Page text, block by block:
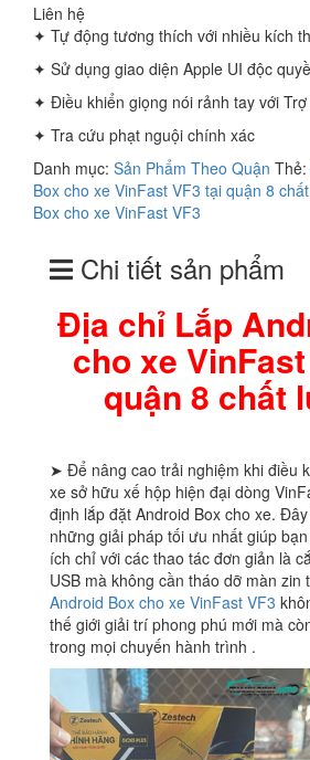
Liên hệ
✦ Tự động tương thích với nhiều kích
✦ Sử dụng giao diện Apple UI độc
✦ Điều khiển giọng nói rảnh tay với Trợ
✦ Tra cứu phạt nguội chính xác
Danh mục: Sản Phẩm Theo Quận Thẻ:
Box cho xe VinFast VF3 tại quận 8
Box cho xe VinFast VF3
Chi tiết sản phẩm
Địa chỉ Lắp
cho xe
quận 8 chất
➤ Để nâng cao trải nghiệm khi điều
xe sở hữu xế hộp hiện đại dòng
định lắp đặt Android Box cho xe.
những giải pháp tối ưu nhất giúp
ích chỉ với các thao tác đơn giản là
USB mà không cần tháo dỡ màn zin
Android Box cho xe VinFast VF3
thế giới giải trí phong phú mới mà
trong mọi chuyến hành trình .